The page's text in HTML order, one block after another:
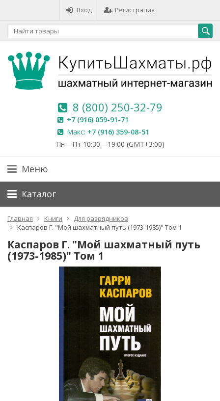
Вход Регистрация
8 (800) 250-32-79
+7 (916) 059-91-71
Макс: +7 (916) 359-08-51
Пн—Пт 10:30—19:00 (GMT+3:00)
Меню
Каталог
Главная Книги
Для разрядников
Каспаров Г. "Мой шахматный путь (1973-1985)" Том 1
Каспаров Г. "Мой шахматный путь
(1973-1985)" Том 1